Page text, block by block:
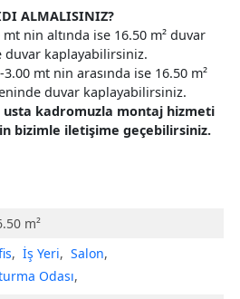
ALMALISINIZ?
nin altında ise 16.50 m² duvar
duvar kaplayabilirsiniz.
mt nin arasında ise 16.50 m²
duvar kaplayabilirsiniz.
kadromuzla montaj hizmeti
bizimle iletişime geçebilirsiniz.
m²
, İş Yeri, Salon,
Odası,